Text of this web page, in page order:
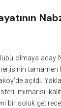
olmaya aday
tamamen
açıldı.
mimarisi,
bir soluk